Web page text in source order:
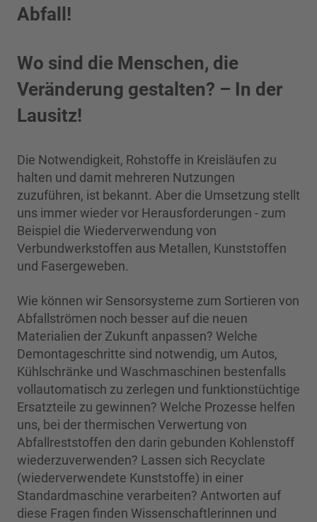
Abfall!
Wo sind die Menschen, die
Veränderung gestalten? – In der
Lausitz!
Die Notwendigkeit, Rohstoffe in Kreisläufen zu
halten und damit mehreren Nutzungen
zuzuführen, ist bekannt. Aber die Umsetzung stellt
uns immer wieder vor Herausforderungen - zum
Beispiel die Wiederverwendung von
Verbundwerkstoffen aus Metallen, Kunststoffen
und Fasergeweben.
Wie können wir Sensorsysteme zum Sortieren von
Abfallströmen noch besser auf die neuen
Materialien der Zukunft anpassen? Welche
Demontageschritte sind notwendig, um Autos,
Kühlschränke und Waschmaschinen bestenfalls
vollautomatisch zu zerlegen und funktionstüchtige
Ersatzteile zu gewinnen? Welche Prozesse helfen
uns, bei der thermischen Verwertung von
Abfallreststoffen den darin gebunden Kohlenstoff
wiederzuverwenden? Lassen sich Recyclate
(wiederverwendete Kunststoffe) in einer
Standardmaschine verarbeiten? Antworten auf
diese Fragen finden Wissenschaftlerinnen und